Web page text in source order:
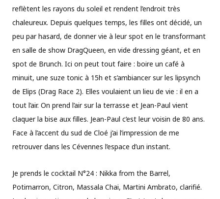
reflètent les rayons du soleil et rendent l’endroit très
chaleureux. Depuis quelques temps, les filles ont décidé, un
peu par hasard, de donner vie à leur spot en le transformant
en salle de show DragQueen, en vide dressing géant, et en
spot de Brunch. Ici on peut tout faire : boire un café à
minuit, une suze tonic à 15h et s’ambiancer sur les lipsynch
de Elips (Drag Race 2). Elles voulaient un lieu de vie : il en a
tout l’air. On prend l’air sur la terrasse et Jean-Paul vient
claquer la bise aux filles. Jean-Paul c’est leur voisin de 80 ans.
Face à l’accent du sud de Cloé j’ai l’impression de me
retrouver dans les Cévennes l’espace d’un instant.
Je prends le cocktail N°24 : Nikka from the Barrel,
Potimarron, Citron, Massala Chai, Martini Ambrato, clarifié.